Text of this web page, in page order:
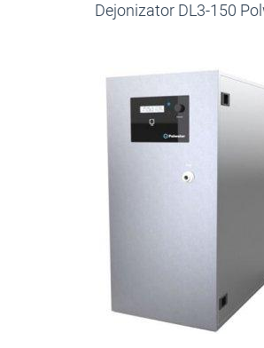
Dejonizator DL3-150